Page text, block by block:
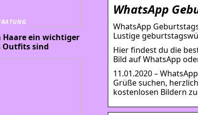
WhatsApp
WhatsApp
Lustige
Hier findest du die
Bild auf WhatsApp
11.01.2020 –
Grüße suchen,
kostenlosen Bildern
Haare ein wichtiger
Outfits sind